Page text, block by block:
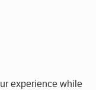
experience while